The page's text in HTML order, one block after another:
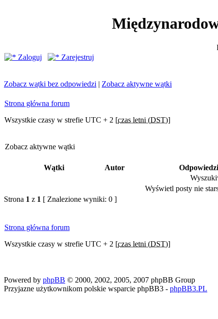
Zaloguj
Zarejestruj
Zobacz wątki bez odpowiedzi | Zobacz aktywne wątki
Strona główna forum
Wszystkie czasy w strefie UTC + 2 [czas letni (DST)]
Zobacz aktywne wątki
Wątki Autor
Wyświetl posty nie
Strona 1 z 1 [ Znalezione wyniki: 0 ]
Strona główna forum
Wszystkie czasy w strefie UTC + 2 [czas letni (DST)]
Powered by phpBB © 2000, 2002, 2005, 2007 phpBB Group
Przyjazne użytkownikom polskie wsparcie phpBB3 - phpBB3.PL